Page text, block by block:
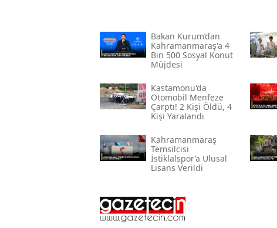
Bakan Kurum’dan
Kahramanmaraş'a 4
Bin 500 Sosyal Konut
Müjdesi
Kastamonu'da
Otomobil Menfeze
Çarptı! 2 Kişi Öldü, 4
Kişi Yaralandı
Kahramanmaraş
Temsilcisi
İstiklalspor’a Ulusal
Lisans Verildi